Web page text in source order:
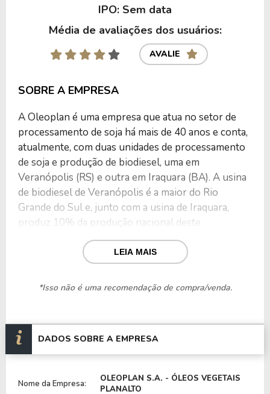
IPO: Sem data
Média de avaliações dos usuários:
AVALIE
SOBRE A EMPRESA
A Oleoplan é uma empresa que atua no setor de
processamento de soja há mais de 40 anos e conta,
atualmente, com duas unidades de processamento
de soja e produção de biodiesel, uma em
Veranópolis (RS) e outra em Iraquara (BA). A usina
de biodiesel de Veranópolis é a maior do Rio
Grande do Sul e, junto com a usina de Iraquara,
produz 10% da produção nacional deste
biocombustível.
Além dos dois parques industriais, a empresa
também conta com um escritório corporativo na
cidade de Porto Alegre (RS), um terminal
escoamento de suas produções e mais de 20 filiais
para recebimento de grãos espalhadas pelas
regiões noroeste e nordeste do Rio Grande do Sul.
Juntas, estas filiais possuem capacidade de
LEIA MAIS
*Isso não é uma recomendação de compra/venda.
DADOS SOBRE A EMPRESA
Nome da Empresa:
OLEOPLAN S.A. - ÓLEOS VEGETAIS
PLANALTO